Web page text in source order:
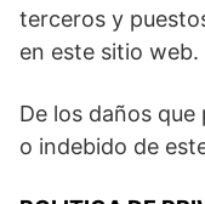
terceros y
en este sitio web.
De los daños
o indebido de